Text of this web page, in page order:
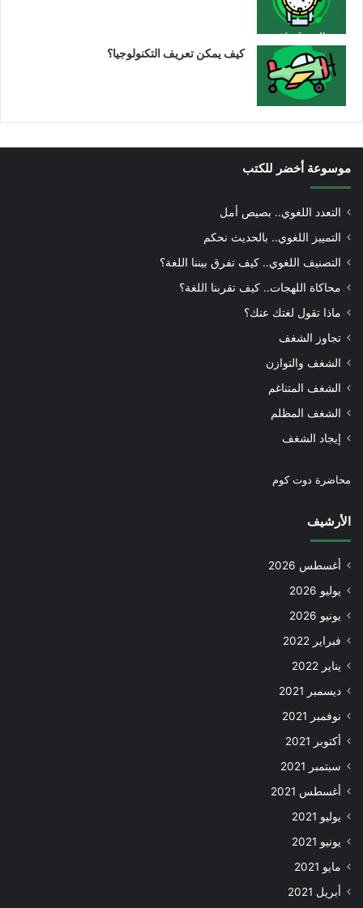
كيف يمكن تعريف التكنولوجيا؟
موسوعة أخضر للكتب
التعدد اللغوي.. بصيص أمل
التمييز اللغوي.. بالحديث نحكم
التصنيف اللغوي.. كيف تفرق بيننا اللغة؟
محاكاة اللهجات.. كيف تقربنا اللغة؟
ماذا تقول لغتك عنك؟
تجاوز الشغف
الشغف والتوازن
الشغف المتناغم
الشغف المظلم
إيجاد الشغف
محاضرة دوت كوم
الأرشيف
أغسطس 2026
يوليو 2026
يونيو 2026
فبراير 2022
يناير 2022
ديسمبر 2021
نوفمبر 2021
أكتوبر 2021
سبتمبر 2021
أغسطس 2021
يوليو 2021
يونيو 2021
مايو 2021
أبريل 2021